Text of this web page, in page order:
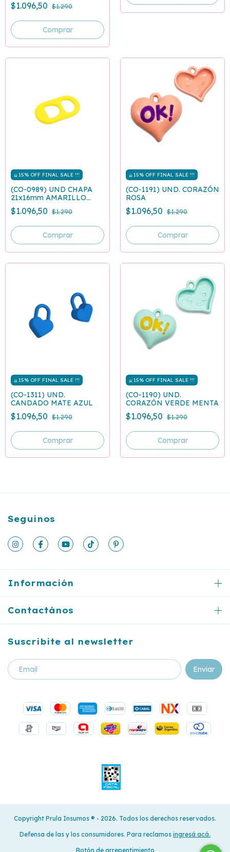
$1.096,50 $1.290
¡¡¡ 15% OFF FINAL SALE !!!
(CO-0989) UND CHAPA
21x16mm AMARILLO
MATE
$1.096,50 $1.290
¡¡¡ 15% OFF FINAL SALE !!!
(CO-1191) UND. CORAZÓN
ROSA
$1.096,50 $1.290
¡¡¡ 15% OFF FINAL SALE !!!
(CO-1311) UND.
CANDADO MATE AZUL
$1.096,50 $1.290
¡¡¡ 15% OFF FINAL SALE !!!
(CO-1190) UND.
CORAZÓN VERDE MENTA
$1.096,50 $1.290
Seguinos
Información
Contactános
Suscribite al newsletter
Copyright Prula Insumos ®️ - 2026. Todos los derechos reservados.
Defensa de las y los consumidores. Para reclamos ingresá acá.
Botón de arrepentimiento